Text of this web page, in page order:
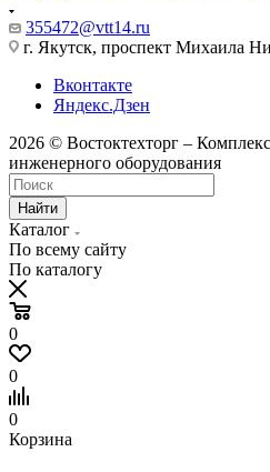
355472@vtt14.ru
г. Якутск, проспект Михаила
Вконтакте
Яндекс.Дзен
2026 © Востоктехторг –
инженерного оборудования
Найти
Каталог
По всему сайту
По каталогу
0
0
0
Корзина